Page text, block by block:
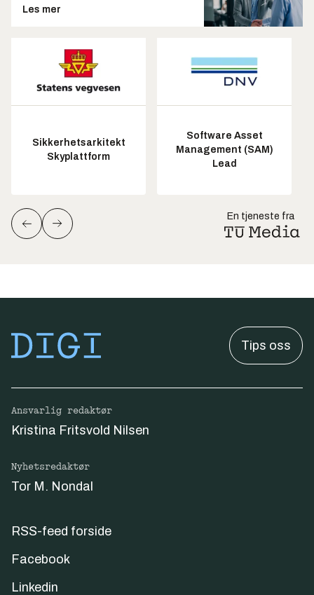
Les mer
Sikkerhetsarkitekt
Skyplattform
Software Asset
Management (SAM)
Lead
En tjeneste fra
Tips oss
Ansvarlig redaktør
Kristina Fritsvold Nilsen
Nyhetsredaktør
Tor M. Nondal
RSS-feed forside
Facebook
Linkedin